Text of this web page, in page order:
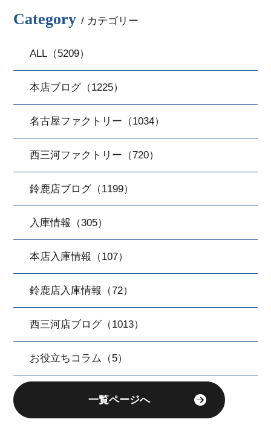
Category / カテゴリー
ALL（5209）
本店ブログ（1225）
名古屋ファクトリー（1034）
西三河ファクトリー（720）
鈴鹿店ブログ（1199）
入庫情報（305）
本店入庫情報（107）
鈴鹿店入庫情報（72）
西三河店ブログ（1013）
お役立ちコラム（5）
一覧ページへ